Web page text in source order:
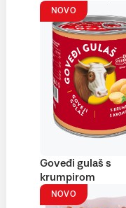
NOVO
Goveđi gulaš s
krumpirom
NOVO